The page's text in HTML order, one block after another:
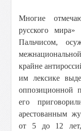
Многие
русского
Пальчисом,
крайне
им лексике
оппозиционной
его
арестованным
от 5 до 12